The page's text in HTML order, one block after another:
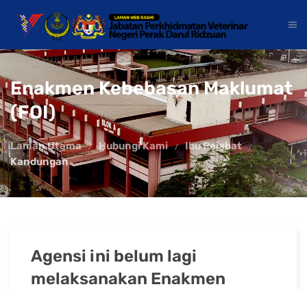
Enakmen Kebebasan Maklumat
(FOI)
Laman Utama Hubungi Kami
Ibu Pejabat
Kandungan
Agensi ini belum lagi
melaksanakan Enakmen